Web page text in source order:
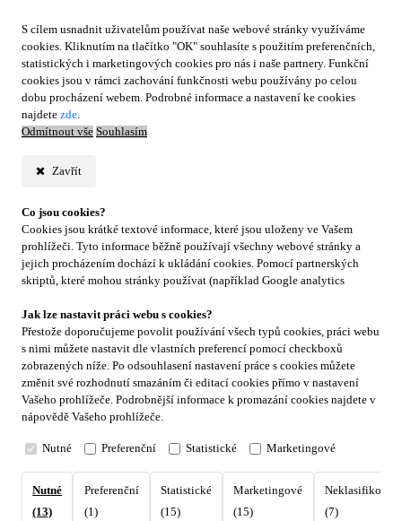
S cílem usnadnit uživatelům používat naše webové stránky využíváme
cookies. Kliknutím na tlačítko "OK" souhlasíte s použitím preferenčních,
statistických i marketingových cookies pro nás i naše partnery. Funkční
cookies jsou v rámci zachování funkčnosti webu používány po celou
dobu procházení webem. Podrobné informace a nastavení ke cookies
najdete zde.
Odmítnout vše Souhlasím
Zavřít
Co jsou cookies?
Cookies jsou krátké textové informace, které jsou uloženy ve Vašem
prohlížeči. Tyto informace běžně používají všechny webové stránky a
jejich procházením dochází k ukládání cookies. Pomocí partnerských
skriptů, které mohou stránky používat (například Google analytics
Jak lze nastavit práci webu s cookies?
Přestože doporučujeme povolit používání všech typů cookies, práci webu
s nimi můžete nastavit dle vlastních preferencí pomocí checkboxů
zobrazených níže. Po odsouhlasení nastavení práce s cookies můžete
změnit své rozhodnutí smazáním či editací cookies přímo v nastavení
Vašeho prohlížeče. Podrobnější informace k promazání cookies najdete v
nápovědě Vašeho prohlížeče.
Nutné Preferenční Statistické Marketingové
Nutné
(13)
Preferenční
(1)
Statistické
(15)
Marketingové
(15)
(7)